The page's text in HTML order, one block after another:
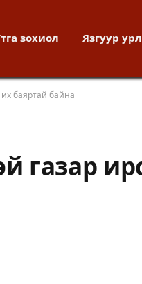
зохиол Язгуур
баяртай байна
газар